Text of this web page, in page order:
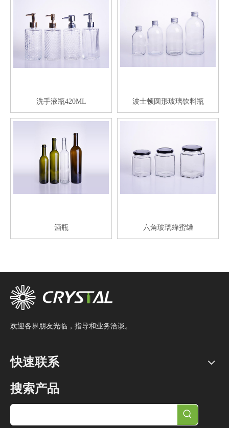
洗手液瓶420ML 波士顿圆形玻璃饮料瓶
酒瓶 六角玻璃蜂蜜罐
欢迎各界朋友光临，指导和业务洽谈。
快速联系
搜索产品